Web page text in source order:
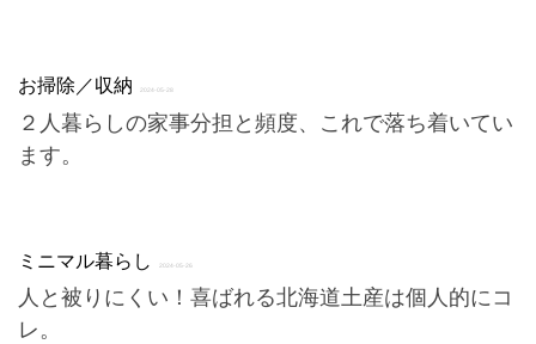
お掃除／収納 2024-05-28
２人暮らしの家事分担と頻度、これで落ち着いてい
ます。
ミニマル暮らし 2024-05-26
人と被りにくい！喜ばれる北海道土産は個人的にコ
レ。